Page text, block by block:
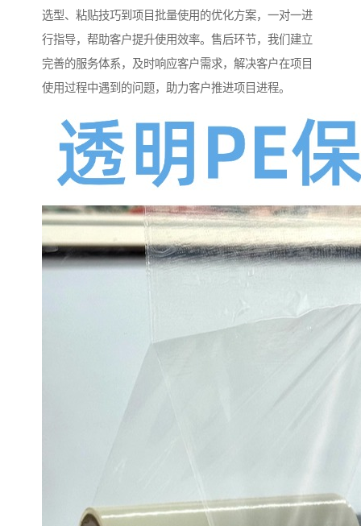
选型、粘贴技巧到项目批量使用的优化方案，一对一进
行指导，帮助客户提升使用效率。售后环节，我们建立
完善的服务体系，及时响应客户需求，解决客户在项目
使用过程中遇到的问题，助力客户推进项目进程。